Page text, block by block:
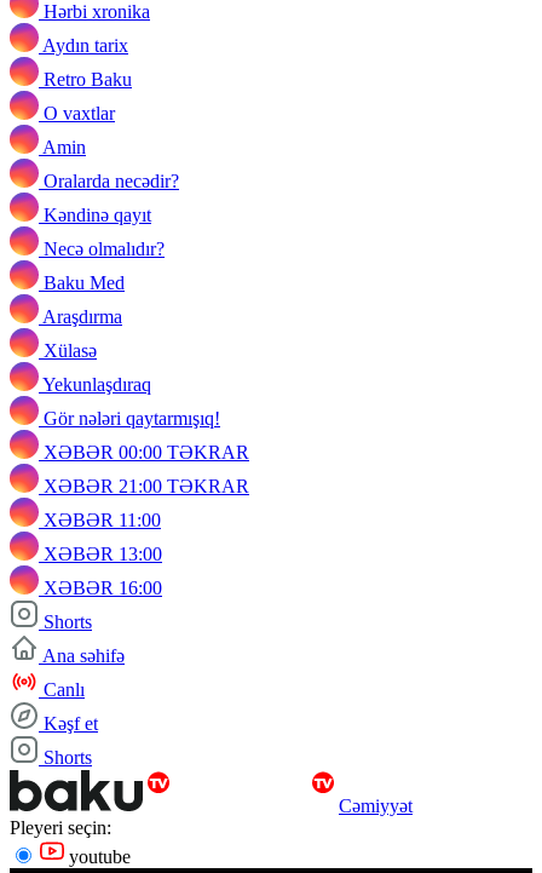
Hərbi xronika
Aydın tarix
Retro Baku
O vaxtlar
Amin
Oralarda necədir?
Kəndinə qayıt
Necə olmalıdır?
Baku Med
Araşdırma
Xülasə
Yekunlaşdıraq
Gör nələri qaytarmışıq!
XƏBƏR 00:00 TƏKRAR
XƏBƏR 21:00 TƏKRAR
XƏBƏR 11:00
XƏBƏR 13:00
XƏBƏR 16:00
Shorts
Ana səhifə
Canlı
Kəşf et
Shorts
Cəmiyyət
Pleyeri seçin:
youtube